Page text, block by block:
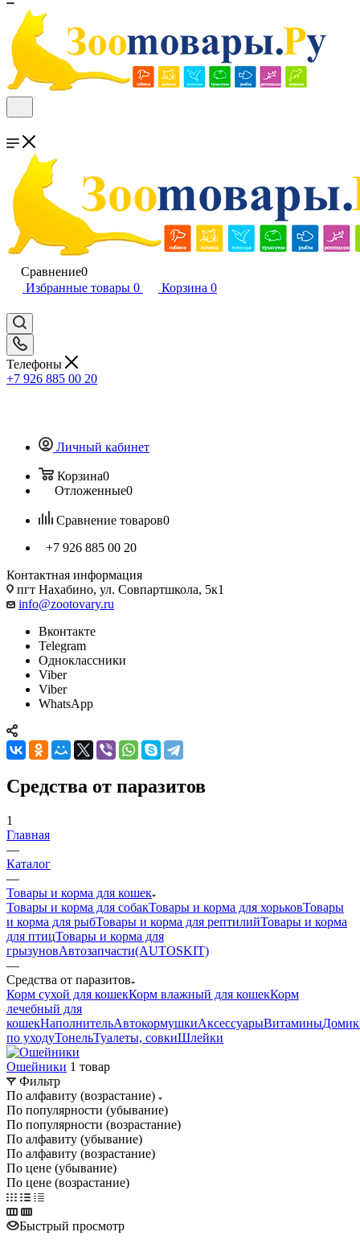
Сравнение0
Избранные товары 0 Корзина 0
Телефоны
+7 926 885 00 20
Личный кабинет
Корзина0
Отложенные0
Сравнение товаров0
+7 926 885 00 20
Контактная информация
пгт Нахабино, ул. Совпартшкола, 5к1
info@zootovary.ru
Вконтакте
Telegram
Одноклассники
Viber
Viber
WhatsApp
Средства от паразитов
1
Главная
—
Каталог
—
Товары и корма для кошек
Товары и корма для собакТовары и корма для хорьковТовары
и корма для рыбТовары и корма для рептилийТовары и корма
для птицТовары и корма для
грызуновАвтозапчасти(AUTOSKIT)
—
Средства от паразитов
Корм сухой для кошекКорм влажный для кошекКорм
лечебный для
кошекНаполнительАвтокормушкиАксессуарыВитамины
по уходуТонельТуалеты, совкиШлейки
Ошейники 1 товар
Фильтр
По алфавиту (возрастание)
По популярности (убывание)
По популярности (возрастание)
По алфавиту (убывание)
По алфавиту (возрастание)
По цене (убывание)
По цене (возрастание)
Быстрый просмотр